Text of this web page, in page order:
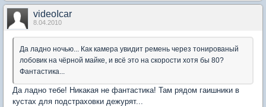
videoIcar
8.04.2010
Да ладно ночью... Как камера увидит ремень через тонированый
лобовик на чёрной майке, и всё это на скорости хотя бы 80?
Фантастика...
Да ладно тебе! Никакая не фантастика! Там рядом гаишники в
кустах для подстраховки дежурят...